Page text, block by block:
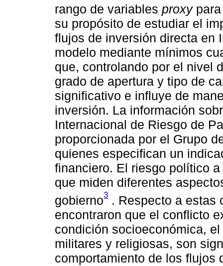
rango de variables proxypara
su propósito de estudiar el
flujos de inversión directa en
modelo mediante mínimos
que, controlando por el nivel
grado de apertura y tipo de
significativo e influye de
inversión. La información
Internacional de Riesgo de
proporcionada por el Grupo
quienes especifican un
financiero. El riesgo político
que miden diferentes
gobierno3 . Respecto a estas
encontraron que el conflicto
condición socioeconómica,
militares y religiosas, son
comportamiento de los flujos